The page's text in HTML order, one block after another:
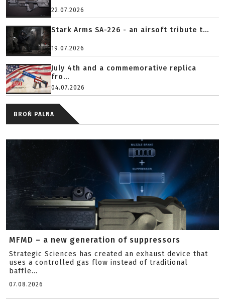
22.07.2026
Stark Arms SA-226 - an airsoft tribute t...
19.07.2026
July 4th and a commemorative replica
fro...
04.07.2026
BROŃ PALNA
MFMD – a new generation of suppressors
Strategic Sciences has created an exhaust device that
uses a controlled gas flow instead of traditional
baffle...
07.08.2026